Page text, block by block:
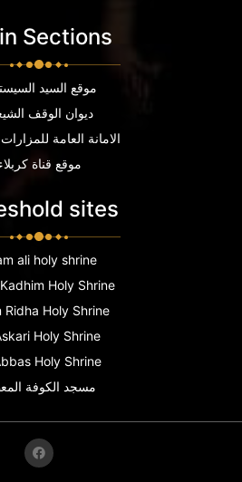
Sections
موقع السيد
ديوان الوقف
الامانة العامة
موقع قناة
sites
ali holy shrine
Holy Shrine
Ridha Holy Shrine
Holy Shrine
Holy Shrine
مسجد الكوفة